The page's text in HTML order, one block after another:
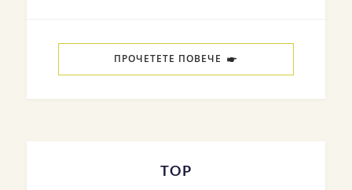
ПРОЧЕТЕТЕ ПОВЕЧЕ
TOP